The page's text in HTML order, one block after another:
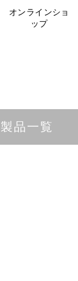
オンラインショ
ップ
製品一覧